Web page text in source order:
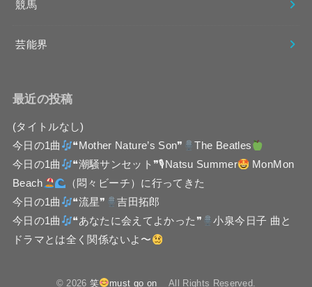
競馬
芸能界
最近の投稿
(タイトルなし)
今日の1曲
❝Mother Nature’s Son❞
The Beatles
今日の1曲
❝潮騒サンセット❞🎙Natsu Summer
MonMon
Beach
（悶々ビーチ）に行ってきた
今日の1曲
❝流星❞
吉田拓郎
今日の1曲
❝あなたに会えてよかった❞
小泉今日子 曲と
ドラマとは全く関係ないよ〜
© 2026 笑 must go on All Rights Reserved.